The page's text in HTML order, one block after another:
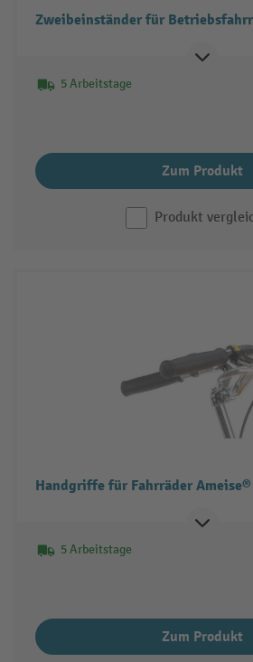
Zweibeinständer für
5 Arbeitstage
Zum Produkt
Produkt
Handgriffe für Fahrräder Ameise®
5 Arbeitstage
Zum Produkt